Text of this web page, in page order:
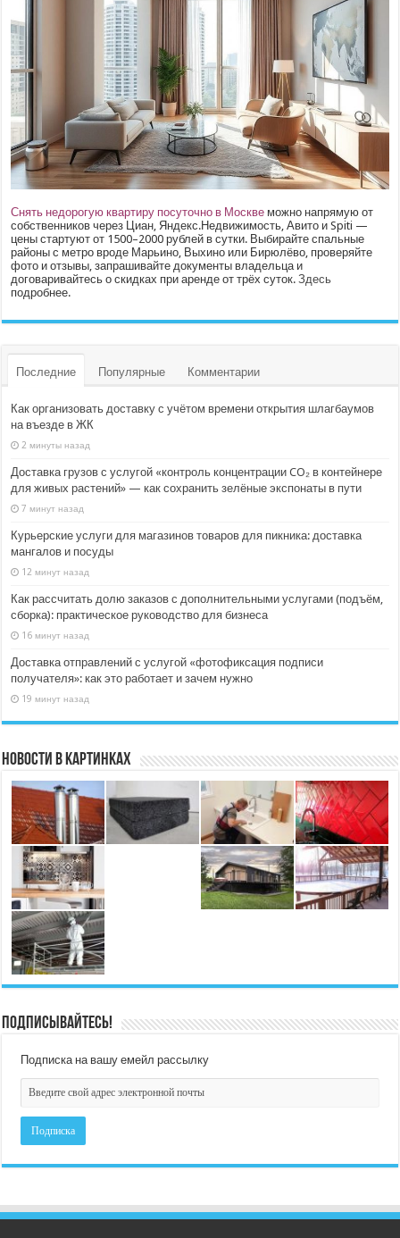
Снять недорогую квартиру посуточно в Москве можно напрямую от
собственников через Циан, Яндекс.Недвижимость, Авито и Spiti —
цены стартуют от 1500–2000 рублей в сутки. Выбирайте спальные
районы с метро вроде Марьино, Выхино или Бирюлёво, проверяйте
фото и отзывы, запрашивайте документы владельца и
договаривайтесь о скидках при аренде от трёх суток.Здесь
подробнее.
Последние Популярные Комментарии
Как организовать доставку с учётом времени открытия шлагбаумов
на въезде в ЖК
2 минуты назад
Доставка грузов с услугой «контроль концентрации CO₂ в контейнере
для живых растений» — как сохранить зелёные экспонаты в пути
7 минут назад
Курьерские услуги для магазинов товаров для пикника: доставка
мангалов и посуды
12 минут назад
Как рассчитать долю заказов с дополнительными услугами (подъём,
сборка): практическое руководство для бизнеса
16 минут назад
Доставка отправлений с услугой «фотофиксация подписи
получателя»: как это работает и зачем нужно
19 минут назад
Новости в картинках
Подписывайтесь!
Подписка на вашу емейл рассылку